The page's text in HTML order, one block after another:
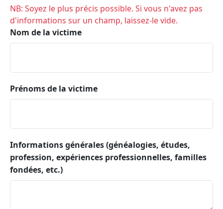
NB: Soyez le plus précis possible. Si vous n'avez pas
d'informations sur un champ, laissez-le vide.
Nom de la victime
Prénoms de la victime
Informations générales (généalogies, études,
profession, expériences professionnelles, familles
fondées, etc.)